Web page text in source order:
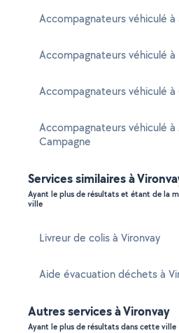
Accompagnateurs véhiculé à
Accompagnateurs véhiculé
Accompagnateurs véhiculé à
Accompagnateurs véhiculé à
Campagne
Services similaires à
Ayant le plus de résultats et étant de la
ville
Livreur de colis à Vironvay
Aide évacuation déchets à
Autres services à Vironvay
Ayant le plus de résultats dans cette ville